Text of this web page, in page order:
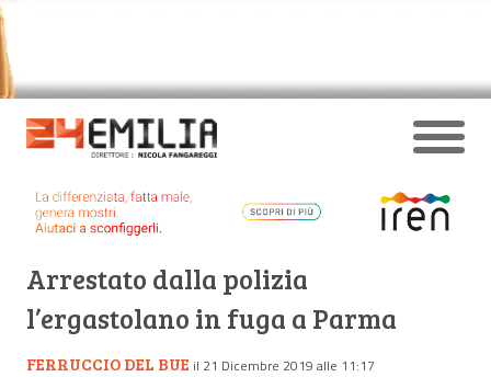
Arrestato dalla polizia
l’ergastolano in fuga a Parma
FERRUCCIO DEL BUE il 21 Dicembre 2019 alle 11:17